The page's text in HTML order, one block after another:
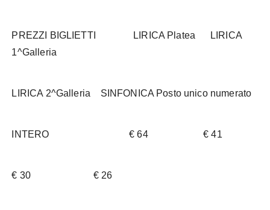
PREZZI BIGLIETTI LIRICA Platea LIRICA
1^Galleria
LIRICA 2^Galleria SINFONICA Posto unico numerato
INTERO € 64 € 41
€ 30 € 26